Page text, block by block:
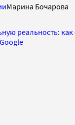
Марина Бочарова
реальность: как